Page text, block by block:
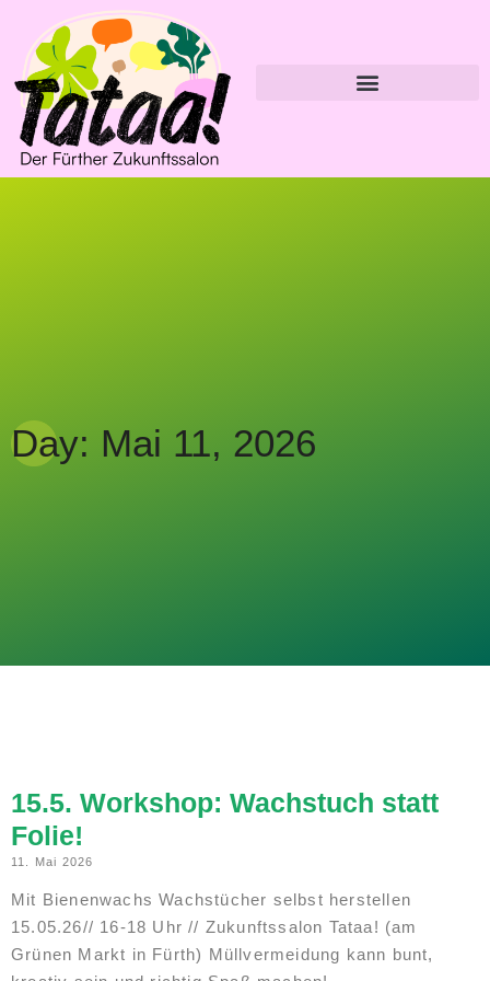
Day: Mai 11, 2026
15.5. Workshop: Wachstuch statt
Folie!
11. Mai 2026
Mit Bienenwachs Wachstücher selbst herstellen
15.05.26// 16-18 Uhr // Zukunftssalon Tataa! (am
Grünen Markt in Fürth) Müllvermeidung kann bunt,